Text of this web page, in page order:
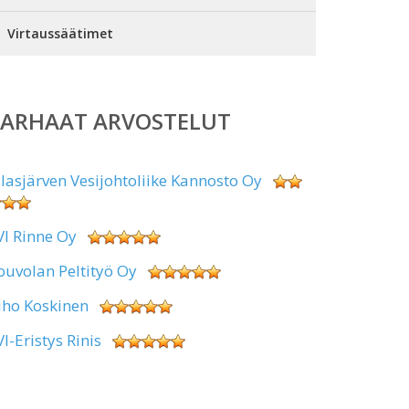
Virtaussäätimet
ARVOSTELUT
Vesijohtoliike Kannosto Oy
Rinne Oy
Peltityö Oy
Koskinen
Eristys Rinis